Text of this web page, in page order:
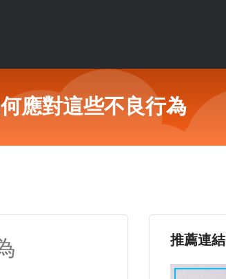
應對這些不良行為
推薦連結